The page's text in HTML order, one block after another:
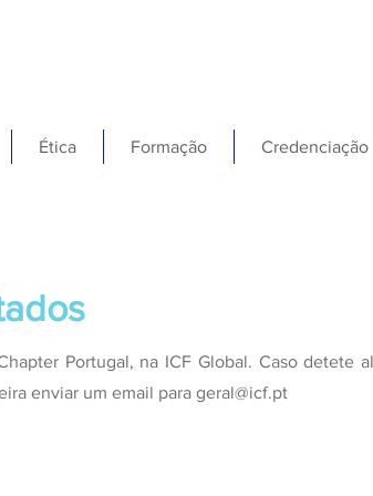
Ética Formação Credenciação
Portugal, na ICF Global. Caso detete
enviar um email para geral@icf.pt